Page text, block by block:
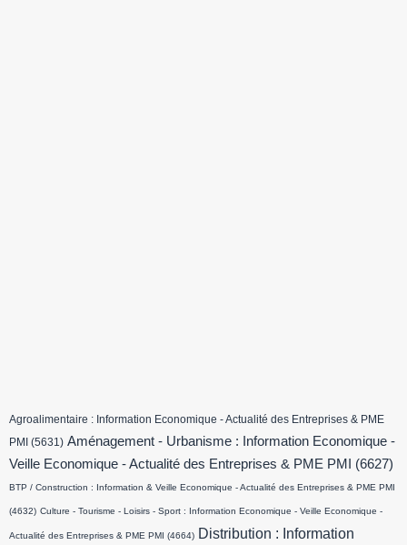
Agroalimentaire : Information Economique - Actualité des Entreprises & PME
PMI (5631) Aménagement - Urbanisme : Information Economique -
Veille Economique - Actualité des Entreprises & PME PMI
(6627)
BTP / Construction : Information & Veille Economique - Actualité des Entreprises & PME PMI
(4632) Culture - Tourisme - Loisirs - Sport : Information Economique - Veille Economique -
Actualité des Entreprises & PME PMI (4664) Distribution : Information